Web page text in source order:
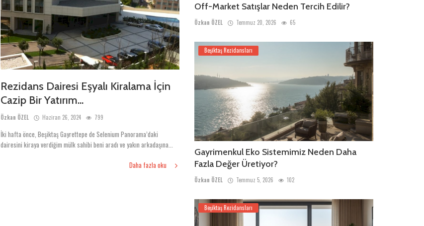
Rezidans Dairesi Eşyalı Kiralama İçin
Cazip Bir Yatırım...
Özkan ÖZEL Haziran 26, 2024 799
İki hafta önce, Beşiktaş Gayrettepe de Selenium Panorama’daki
dairesini kiraya verdiğim mülk sahibi beni aradı ve yakın arkadaşına...
Daha fazla oku
Off-Market Satışlar Neden Tercih Edilir?
Özkan ÖZEL Temmuz 20, 2026 65
Beşiktaş Rezidansları
Gayrimenkul Eko Sistemimiz Neden Daha
Fazla Değer Üretiyor?
Özkan ÖZEL Temmuz 5, 2026 102
Beşiktaş Rezidansları